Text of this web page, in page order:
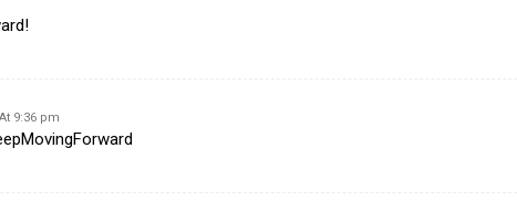
9:36 pm